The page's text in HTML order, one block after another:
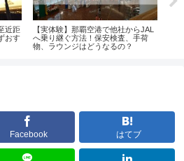
近距
おす
【実体験】那覇空港で他社からJAL
へ乗り継ぐ方法！保安検査、手荷
物、ラウンジはどうなるの？
Facebook はてブ